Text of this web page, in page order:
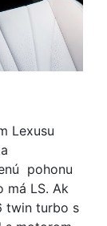
Lexusu
pohonu
má LS. Ak
twin turbo s